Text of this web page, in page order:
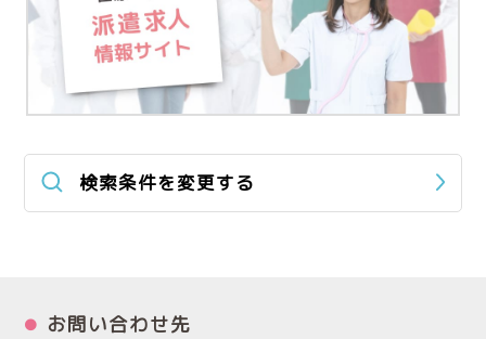
検索条件を変更する
お問い合わせ先